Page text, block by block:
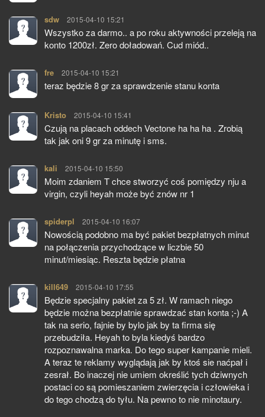
sdw pisze:
2015-04-10 15:21
Wszystko za darmo.. a po roku aktywności przeleją na
konto 1200zł. Zero doładowań. Cud miód..
fre pisze:
2015-04-10 15:21
teraz będzie 8 gr za sprawdzenie stanu konta
Kristo pisze:
2015-04-10 15:41
Czują na placach oddech Vectone ha ha ha . Zrobią
tak jak oni 9 gr za minutę i sms.
kali pisze:
2015-04-10 15:50
Moim zdaniem T chce stworzyć coś pomiędzy nju a
virgin, czyli heyah może być znów nr 1
spiderpl pisze:
2015-04-10 16:07
Nowością podobno ma być pakiet bezpłatnych minut
na połączenia przychodzące w liczbie 50
minut/miesiąc. Reszta będzie płatna
kill649 pisze:
2015-04-10 17:55
Będzie specjalny pakiet za 5 zł. W ramach niego
będzie można bezpłatnie sprawdzać stan konta ;-) A
tak na serio, fajnie by bylo jak by ta firma się
przebudziła. Heyah to byla kiedyś bardzo
rozpoznawalna marka. Do tego super kampanie mieli.
A teraz te reklamy wyglądają jak by ktoś sie naćpał i
zesrał. Bo inaczej nie umiem określić tych dziwnych
postaci co są pomieszaniem zwierzęcia i człowieka i
do tego chodzą do tyłu. Na pewno to nie minotaury.